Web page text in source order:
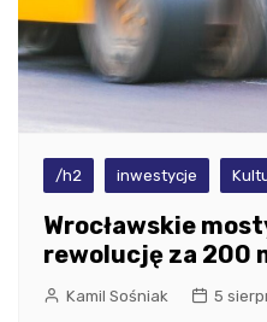
/h2 inwestycje
Wrocławskie
rewolucję za 200
Kamil Sośniak 5